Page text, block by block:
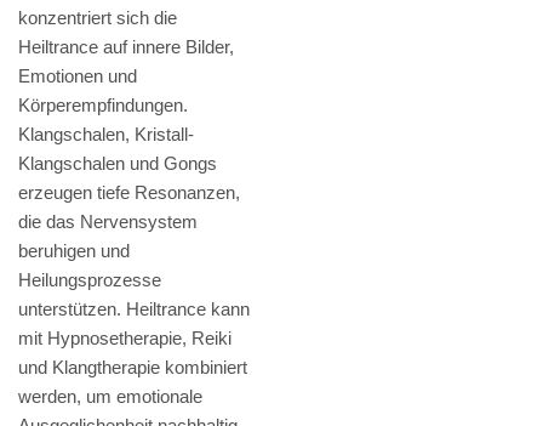
konzentriert sich die
Heiltrance auf innere Bilder,
Emotionen und
Körperempfindungen.
Klangschalen, Kristall-
Klangschalen und Gongs
erzeugen tiefe Resonanzen,
die das Nervensystem
beruhigen und
Heilungsprozesse
unterstützen. Heiltrance kann
mit Hypnosetherapie, Reiki
und Klangtherapie kombiniert
werden, um emotionale